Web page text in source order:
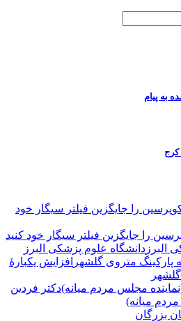
به پیام
را جایگزین فیلتر سیگار خود کنید
دانشگاه علوم پزشکی البرز
افزایش یکبارۀ
دكتر فردين
میانه)
بزرگان